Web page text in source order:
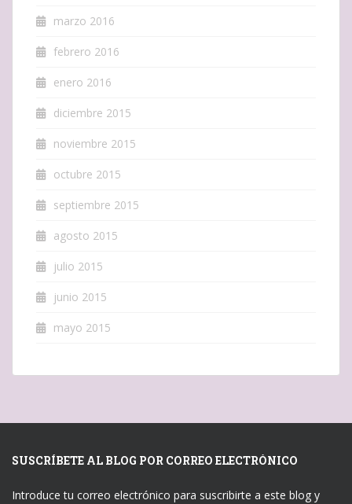
marzo 2016
febrero 2016
enero 2016
diciembre 2015
noviembre 2015
octubre 2015
septiembre 2015
agosto 2015
julio 2015
junio 2015
mayo 2015
SUSCRÍBETE AL BLOG POR CORREO ELECTRÓNICO
Introduce tu correo electrónico para suscribirte a este blog y